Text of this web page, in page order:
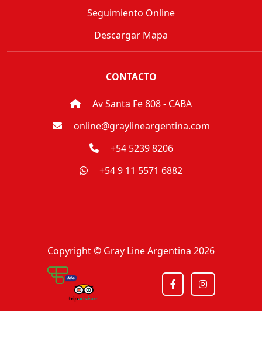
Seguimiento Online
Descargar Mapa
CONTACTO
Av Santa Fe 808 - CABA
online@graylineargentina.com
+54 5239 8206
+54 9 11 5571 6882
Copyright © Gray Line Argentina 2026